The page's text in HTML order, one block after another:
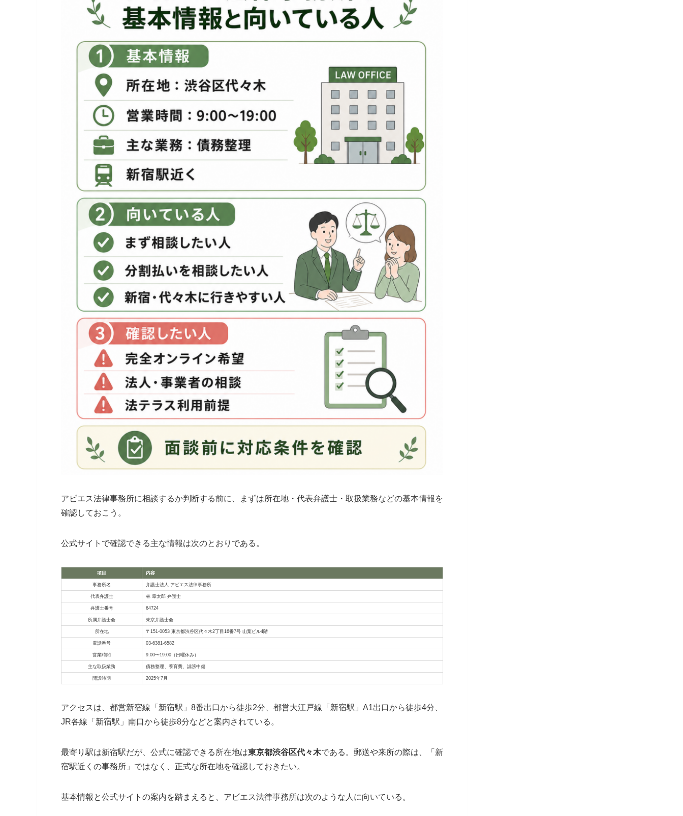
アビエス法律事務所に相談するか判断する前に、まずは所在地・代表弁護士・取扱業務などの基本情報を
確認しておこう。
公式サイトで確認できる主な情報は次のとおりである。
項目 内容
事務所名 弁護士法人 アビエス法律事務所
代表弁護士 林 章太郎 弁護士
弁護士番号 64724
所属弁護士会 東京弁護士会
所在地 〒151-0053 東京都渋谷区代々木2丁目16番7号 山葉ビル4階
電話番号 03-6381-6582
営業時間 9:00〜19:00（日曜休み）
主な取扱業務 債務整理、養育費、誹謗中傷
開設時期 2025年7月
アクセスは、都営新宿線「新宿駅」8番出口から徒歩2分、都営大江戸線「新宿駅」A1出口から徒歩4分、
JR各線「新宿駅」南口から徒歩8分などと案内されている。
最寄り駅は新宿駅だが、公式に確認できる所在地は東京都渋谷区代々木である。郵送や来所の際は、「新
宿駅近くの事務所」ではなく、正式な所在地を確認しておきたい。
基本情報と公式サイトの案内を踏まえると、アビエス法律事務所は次のような人に向いている。